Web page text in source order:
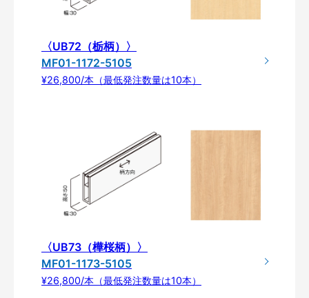
〈UB72（栃柄）〉
MF01-1172-5105
¥26,800/本（最低発注数量は10本）
〈UB73（樺桜柄）〉
MF01-1173-5105
¥26,800/本（最低発注数量は10本）